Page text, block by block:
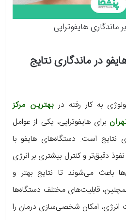
ماندگاری هایفوتراپی
در ماندگاری نتایج
به کار رفته در بهترین مرکز
برای هایفوتراپی، یکی از عوامل
نتایج است. دستگاه‌های هایفو با
دقیق‌تر و کنترل بیشتری بر انرژی
باعث می‌شوند تا نتایج بهتر و
قابلیت‌های مختلف دستگاه‌ها
امکان شخصی‌سازی درمان را